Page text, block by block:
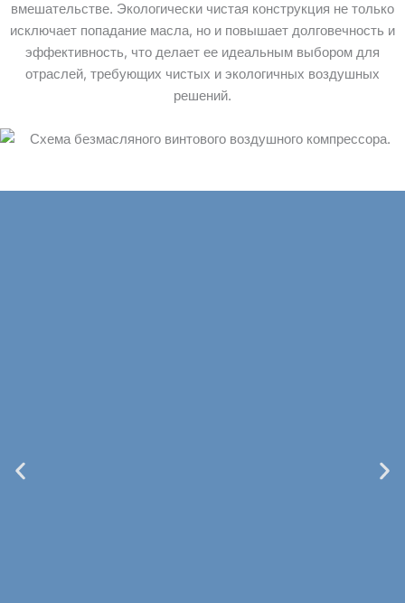
вмешательстве. Экологически чистая конструкция не только
исключает попадание масла, но и повышает долговечность и
эффективность, что делает ее идеальным выбором для
отраслей, требующих чистых и экологичных воздушных
решений.